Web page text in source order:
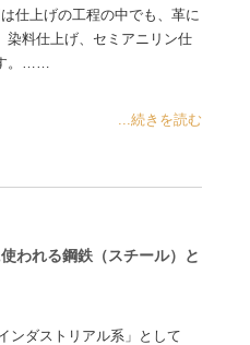
仕上げの工程の中でも、革に
染料仕上げ、セミアニリン仕
。……
...続きを読む
われる鋼鉄（スチール）と
ンダストリアル系」として